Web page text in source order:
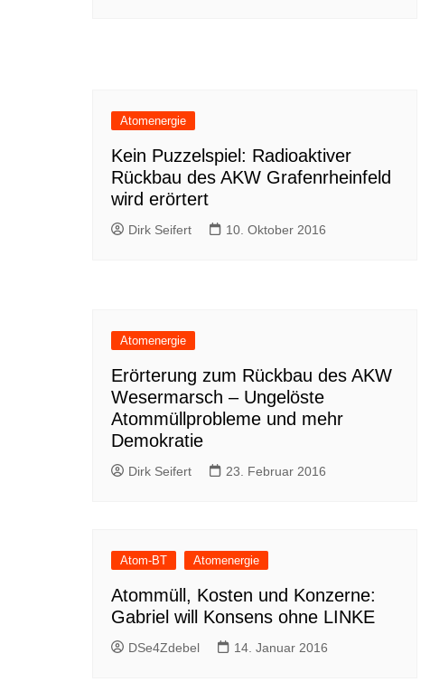
Atomenergie
Kein Puzzelspiel: Radioaktiver
Rückbau des AKW Grafenrheinfeld
wird erörtert
Dirk Seifert 10. Oktober 2016
Atomenergie
Erörterung zum Rückbau des AKW
Wesermarsch – Ungelöste
Atommüllprobleme und mehr
Demokratie
Dirk Seifert 23. Februar 2016
Atom-BT Atomenergie
Atommüll, Kosten und Konzerne:
Gabriel will Konsens ohne LINKE
DSe4Zdebel 14. Januar 2016